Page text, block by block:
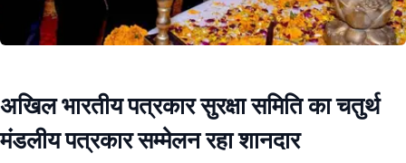
अखिल भारतीय पत्रकार सुरक्षा समिति का चतुर्थ
मंडलीय पत्रकार सम्मेलन रहा शानदार